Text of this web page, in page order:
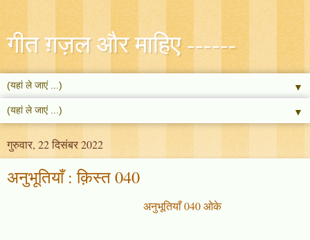
गीत ग़ज़ल और माहिए ------
▼
▼
गुरुवार, 22 दिसंबर 2022
अनुभूतियाँ : क़िस्त 040
अनुभूतियाँ 040 ओके